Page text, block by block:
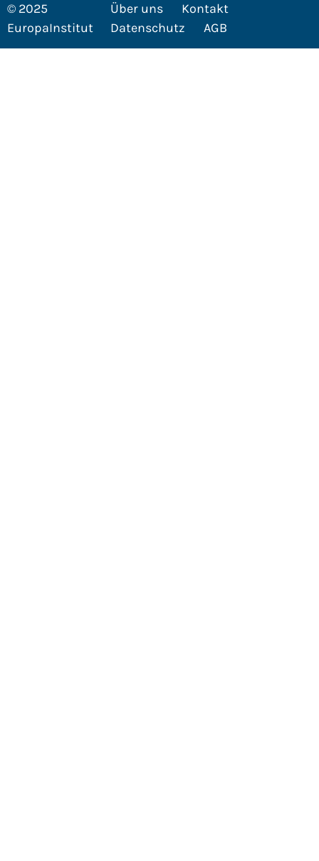
© 2025
EuropaInstitut
Über uns
Kontakt
Datenschutz
AGB